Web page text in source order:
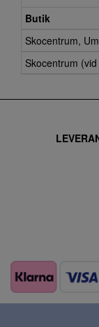
Butik
Skocentrum,
Skocentrum